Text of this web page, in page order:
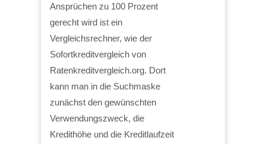
Ansprüchen zu 100 Prozent
gerecht wird ist ein
Vergleichsrechner, wie der
Sofortkreditvergleich von
Ratenkreditvergleich.org. Dort
kann man in die Suchmaske
zunächst den gewünschten
Verwendungszweck, die
Kredithöhe und die Kreditlaufzeit